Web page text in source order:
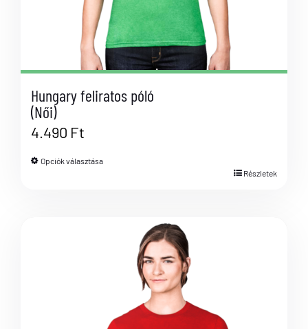
Hungary feliratos póló
(Női)
4.490 Ft
Opciók választása
Részletek